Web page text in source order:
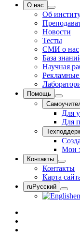
О нас
Об
Новости
Тесты
СМИ о нас
База
Научная
Помощь
Для
Для
Мои
Контакты
Контакты
Карта
ruРусский
en